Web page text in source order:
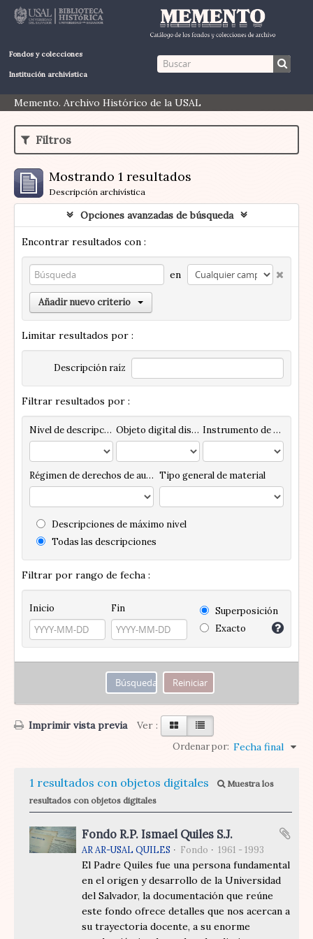
Fondos y colecciones
Institución archivística
Memento. Archivo Histórico de la USAL
Filtros
Mostrando 1 resultados
Descripción archivística
Opciones avanzadas de búsqueda
Encontrar resultados con :
en
Añadir nuevo criterio
Limitar resultados por :
Descripción raíz
Filtrar resultados por :
Nivel de descripción Objeto digital disponibles Instrumento de descripción
Régimen de derechos de autor Tipo general de material
Descripciones de máximo nivel
Todas las descripciones
Filtrar por rango de fecha :
Inicio Fin
Superposición
Exacto
Imprimir vista previa Ver :
Ordenar por: Fecha final
1 resultados con objetos digitales
Muestra los
resultados con objetos digitales
Fondo R.P. Ismael Quiles S.J.
AR AR-USAL QUILES Fondo 1961 - 1993
El Padre Quiles fue una persona fundamental
en el origen y desarrollo de la Universidad
del Salvador, la documentación que reúne
este fondo ofrece detalles que nos acercan a
su trayectoria docente, a su enorme